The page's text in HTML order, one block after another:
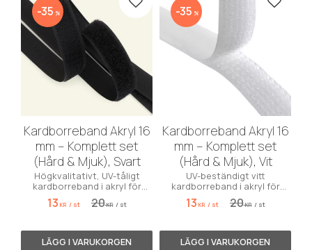
Kardborreband Akryl 16
mm – Komplett set
(Hård & Mjuk), Svart
Högkvalitativt, UV-tåligt
kardborreband i akryl för
marina miljöer. Komplett med
hake och ögla.
13 KR / st 20KR / st
35 % Lägg till i favoriter
Kardborreband Akryl 16
mm – Komplett set
(Hård & Mjuk), Vit
UV-beständigt vitt
kardborreband i akryl för
marin miljö. Komplett med
hake & ögla. Hög kvalitet.
13 KR / st 20KR / st
35 % Lägg